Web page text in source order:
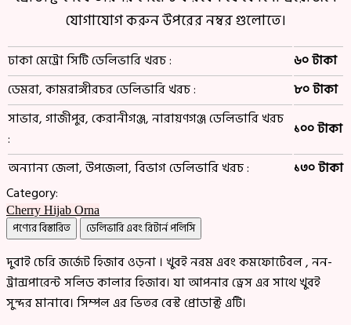
যোগাযোগ করুন উপরের নম্বর গুলোতে।
ঢাকা মেট্রো সিটি ডেলিভারি খরচ :
৬০ টাকা
ডেমরা, কামরাঙ্গীরচর ডেলিভারি খরচ :
৮০ টাকা
সাভার, গাজীপুর, কেরানীগঞ্জ, নারায়ণগঞ্জ ডেলিভারি খরচ
:
১০০ টাকা
অন্যান্য জেলা, উপজেলা, বিভাগ ডেলিভারি খরচ :
১৩০ টাকা
Category:
Cherry Hijab Orna
পণ্যের বিস্তারিত ডেলিভারি এবং রিটার্ন পলিসি
দুবাই চেরি জর্জেট হিজাব ওড়না । খুবই নরম এবং কমফোর্টেবল , নন-
ট্রান্সপারেন্ট সলিড কালার হিজাব। যা আপনার ড্রেস এর সাথে খুবই
সুন্দর মানাবে। সিম্পল এর ভিতর বেস্ট প্রোডাক্ট এটি।